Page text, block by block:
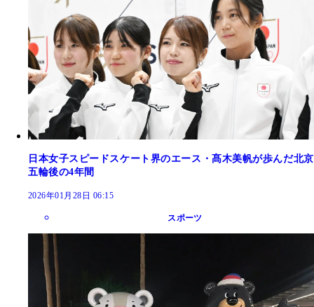
日本女子スピードスケート界のエース・髙木美帆が歩んだ北京
五輪後の4年間
2026年01月28日 06:15
スポーツ